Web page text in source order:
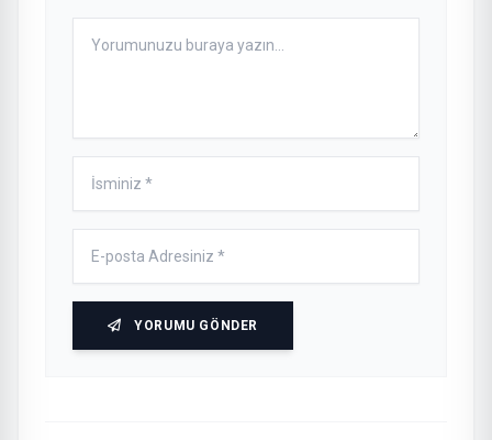
YORUMU GÖNDER